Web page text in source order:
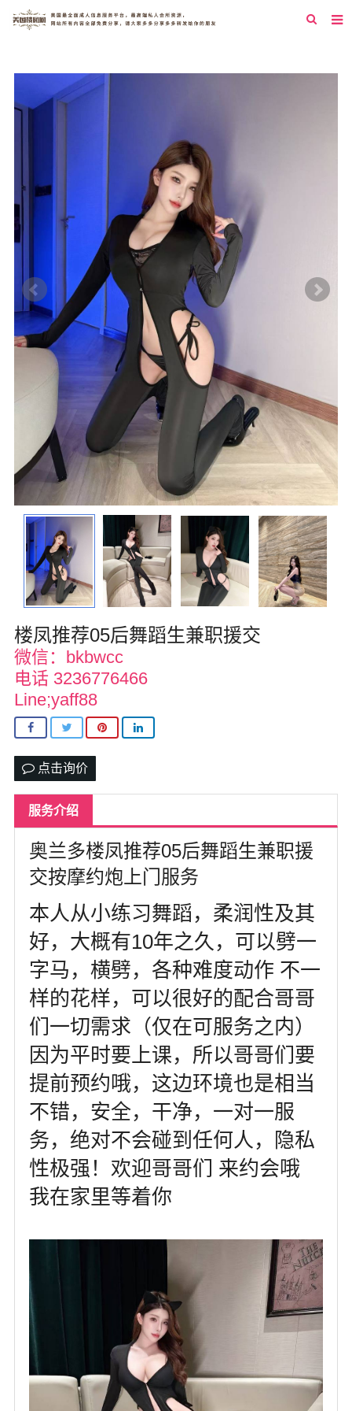
西雅图
芝加哥
圣地亚哥
休斯顿
拉斯维加斯
费城
圣荷西
夏威夷
亚特兰大
迈阿密
奥斯汀
匹兹堡
达拉斯
尔湾
us151萌萌私家约炮按摩
留学生私家兼职*有地方可上门
热门城市
楼凤推荐05后舞蹈生兼职援交
微信：bkbwcc
电话 3236776466
Line;yaff88
点击询价
服务介绍
奥兰多楼凤推荐05后舞蹈生兼职援
交按摩约炮上门服务
本人从小练习舞蹈，柔润性及其
好，大概有10年之久，可以劈一
字马，横劈，各种难度动作 不一
样的花样，可以很好的配合哥哥
们一切需求（仅在可服务之内）
因为平时要上课，所以哥哥们要
提前预约哦，这边环境也是相当
不错，安全，干净，一对一服
务，绝对不会碰到任何人，隐私
性极强！欢迎哥哥们 来约会哦
我在家里等着你